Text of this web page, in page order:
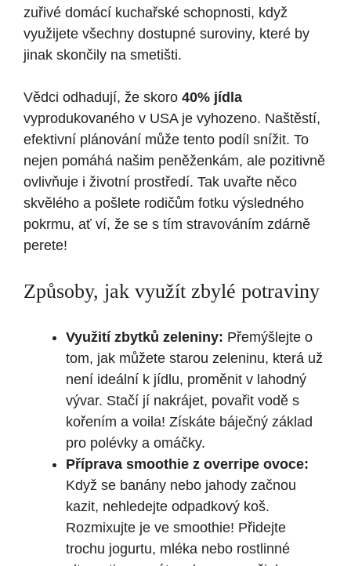
zuřivé domácí kuchařské schopnosti, když
využijete všechny dostupné suroviny, které by
jinak skončily na smetišti.
Vědci odhadují, že skoro 40% jídla
vyprodukovaného v USA je vyhozeno. Naštěstí,
efektivní plánování může tento podíl snížit. To
nejen pomáhá našim peněženkám, ale pozitivně
ovlivňuje i životní prostředí. Tak uvařte něco
skvělého a pošlete rodičům fotku výsledného
pokrmu, ať ví, že se s tím stravováním zdárně
perete!
Způsoby, jak využít zbylé potraviny
Využití zbytků zeleniny: Přemýšlejte o
tom, jak můžete starou zeleninu, která už
není ideální k jídlu, proměnit v lahodný
vývar. Stačí jí nakrájet, povařit vodě s
kořením a voila! Získáte báječný základ
pro polévky a omáčky.
Příprava smoothie z overripe ovoce:
Když se banány nebo jahody začnou
kazit, nehledejte odpadkový koš.
Rozmixujte je ve smoothie! Přidejte
trochu jogurtu, mléka nebo rostlinné